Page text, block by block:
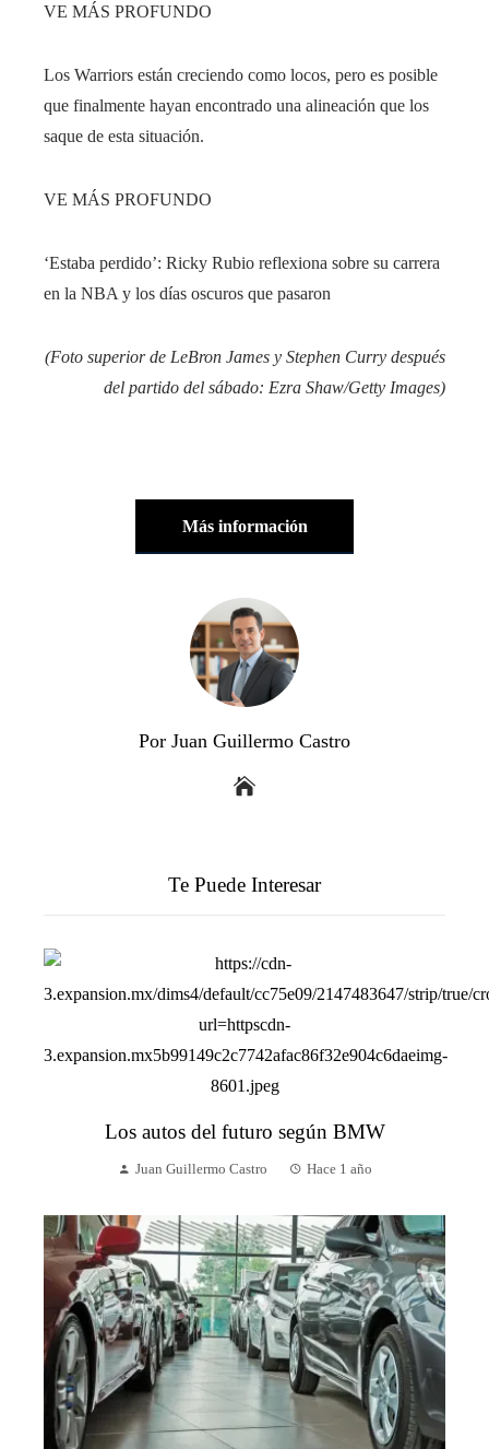
VE MÁS PROFUNDO
Los Warriors están creciendo como locos, pero es posible
que finalmente hayan encontrado una alineación que los
saque de esta situación.
VE MÁS PROFUNDO
‘Estaba perdido’: Ricky Rubio reflexiona sobre su carrera
en la NBA y los días oscuros que pasaron
(Foto superior de LeBron James y Stephen Curry después
del partido del sábado: Ezra Shaw/Getty Images)
Más información
Por Juan Guillermo Castro
Te Puede Interesar
Los autos del futuro según BMW
Juan Guillermo Castro Hace 1 año